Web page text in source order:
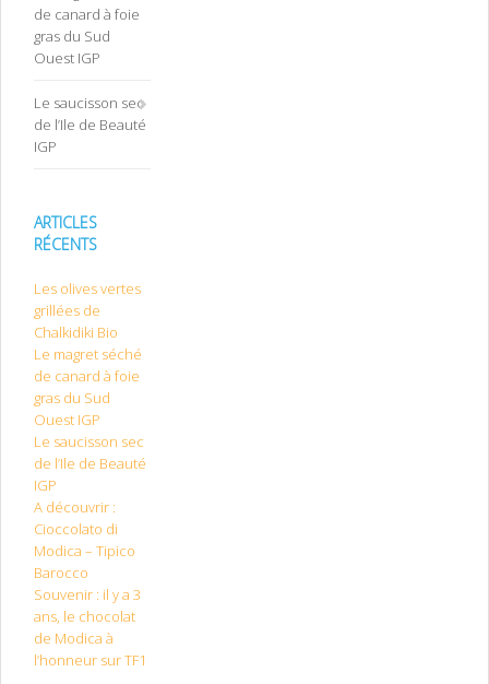
de canard à foie
gras du Sud
Ouest IGP
Le saucisson sec
de l’Ile de Beauté
IGP
ARTICLES
RÉCENTS
Les olives vertes
grillées de
Chalkidiki Bio
Le magret séché
de canard à foie
gras du Sud
Ouest IGP
Le saucisson sec
de l’Ile de Beauté
IGP
A découvrir :
Cioccolato di
Modica – Tipico
Barocco
Souvenir : il y a 3
ans, le chocolat
de Modica à
l’honneur sur TF1